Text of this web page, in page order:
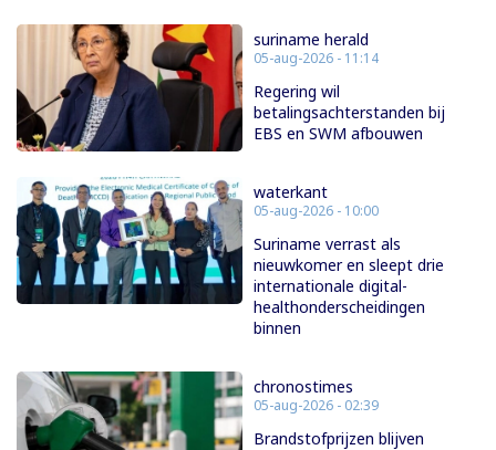
suriname herald
05-aug-2026 - 11:14
Regering wil
betalingsachterstanden bij
EBS en SWM afbouwen
waterkant
05-aug-2026 - 10:00
Suriname verrast als
nieuwkomer en sleept drie
internationale digital-
healthonderscheidingen
binnen
chronostimes
05-aug-2026 - 02:39
Brandstofprijzen blijven